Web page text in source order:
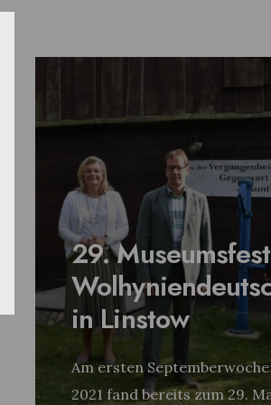
29.
in Linstow
Am ersten
2021 fand bereits zum 29.